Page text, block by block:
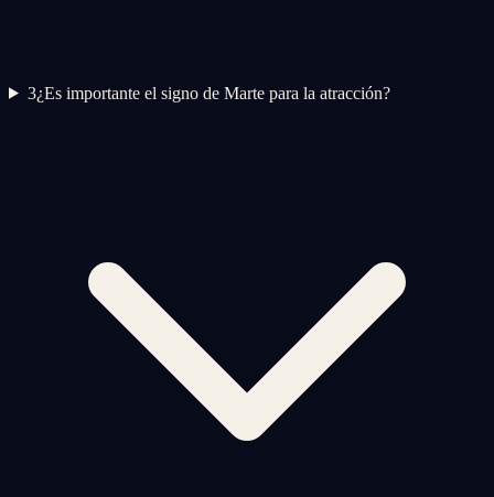
3¿Es importante el signo de Marte para la atracción?